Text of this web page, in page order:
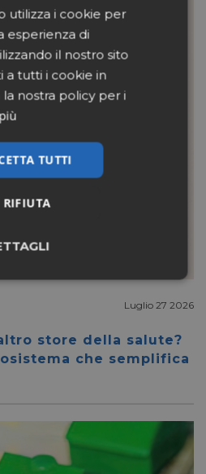
Luglio 27 2026
store della salute?
che semplifica
utilizza i cookie per
esperienza di
il nostro sito
a tutti i cookie in
nostra policy per i
TUTTI
RIFIUTA
Marketing
classificati
Non classificati